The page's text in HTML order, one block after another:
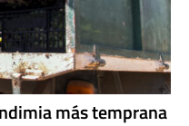
más temprana